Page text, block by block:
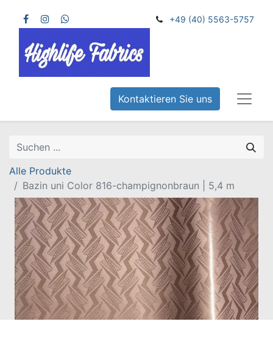
+49 (40) 5563-5757
Kontaktieren Sie uns
Alle Produkte
Bazin uni Color 816-champignonbraun | 5,4 m